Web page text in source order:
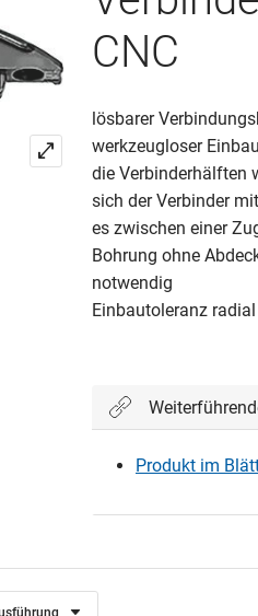
CNC
lösbarer
werkzeugloser
die Verbinderhälften
sich der Verbinder
es zwischen einer
Bohrung ohne
notwendig
Einbautoleranz
Produkt im